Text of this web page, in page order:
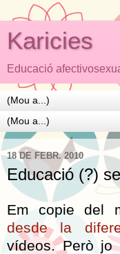
Karicies
Educació
18 DE FEBR. 2010
Educació (?)
Em copie del
desde la
vídeos. Però jo